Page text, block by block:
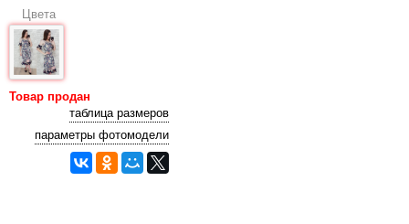
Цвета
Товар продан
таблица размеров
параметры фотомодели